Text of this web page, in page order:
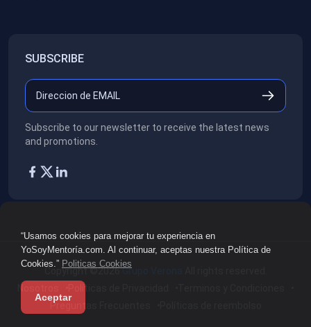
“Usamos cookies para mejorar tu experiencia en
YoSoyMentoría.com. Al continuar, aceptas nuestra Política de
Cookies.” Politicas Cookies
Aceptar
SUBSCRIBE
Subscribe to our newsletter to receive the latest news
and promotions.
Copyright ©2026Grupo Verona
Nosotros
Políticas de Privacidad
Preguntas Frecuentes